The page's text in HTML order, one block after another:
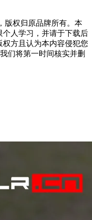
版权归原品牌所有。本
人学习，并请于下载后
方且认为本内容侵犯您
们将第一时间核实并删